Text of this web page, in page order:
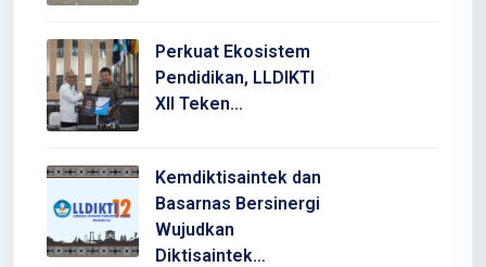
Perkuat Ekosistem
Pendidikan, LLDIKTI
XII Teken…
Kemdiktisaintek dan
Basarnas Bersinergi
Wujudkan
Diktisaintek…